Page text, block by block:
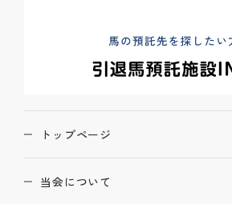
トップページ
当会について